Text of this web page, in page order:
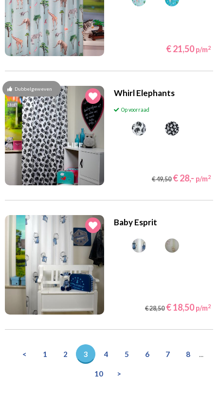
€ 21,50 p/m2
Dubbelgeweven
stof!
Whirl Elephants
Op voorraad
€ 49,50 € 28,- p/m2
Baby Esprit
€ 28,50 € 18,50 p/m2
< 1 2 3 4 5 6 7 8 ...
10 >